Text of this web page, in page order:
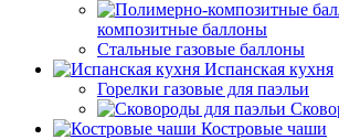
композитные баллоны
Стальные газовые баллоны
Испанская кухня
Горелки газовые для паэльи
Костровые чаши